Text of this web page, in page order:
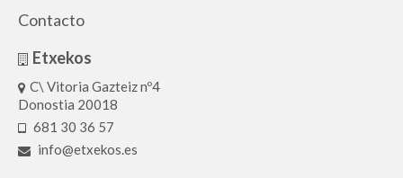
Contacto
Etxekos
C\ Vitoria Gazteiz nº4
Donostia 20018
681 30 36 57
info@etxekos.es